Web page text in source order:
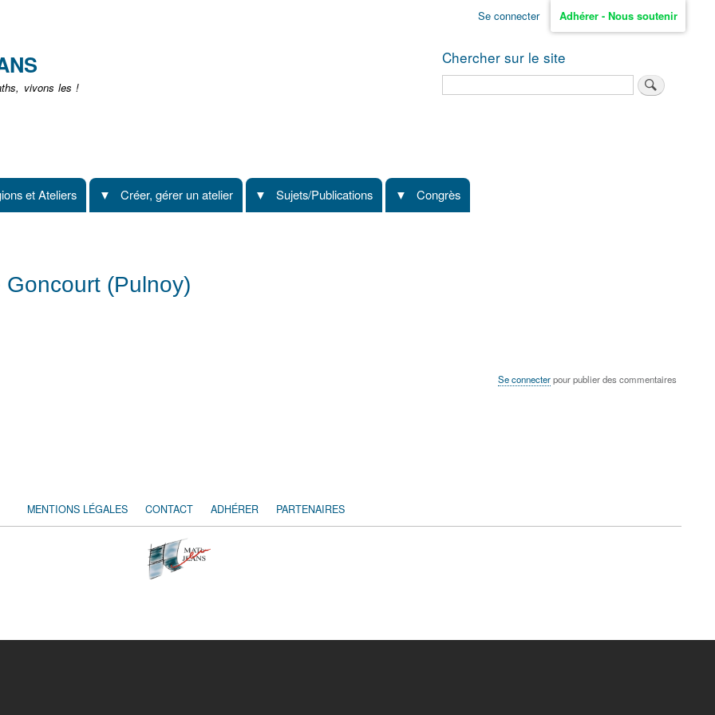
Se connecter Adhérer - Nous soutenir
vivons les !
Chercher sur le site
et Ateliers Créer, gérer un atelier Sujets/Publications Congrès
(Pulnoy)
Se connecterpour publier des commentaires
MENTIONS LÉGALES CONTACT ADHÉRER PARTENAIRES